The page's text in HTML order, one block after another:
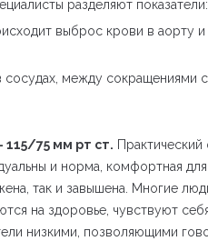
разделяют показатели:
выброс крови в аорту и
сосудах, между сокращениями
115/75 мм рт ст. Практический
и норма, комфортная для
так и завышена. Многие
на здоровье, чувствуют
низкими, позволяющими